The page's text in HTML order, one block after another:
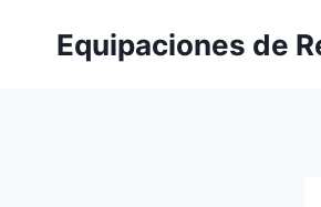
Equipaciones de